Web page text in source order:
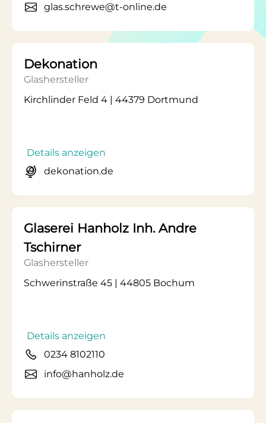
glas.schrewe@t-online.de
Dekonation
Glashersteller
Kirchlinder Feld 4 | 44379 Dortmund
Details anzeigen
dekonation.de
Glaserei Hanholz Inh. Andre
Tschirner
Glashersteller
Schwerinstraße 45 | 44805 Bochum
Details anzeigen
0234 8102110
info@hanholz.de